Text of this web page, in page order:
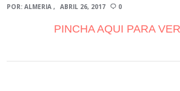
POR:ALMERIA ABRIL 26, 2017 0
PINCHA AQUI PARA